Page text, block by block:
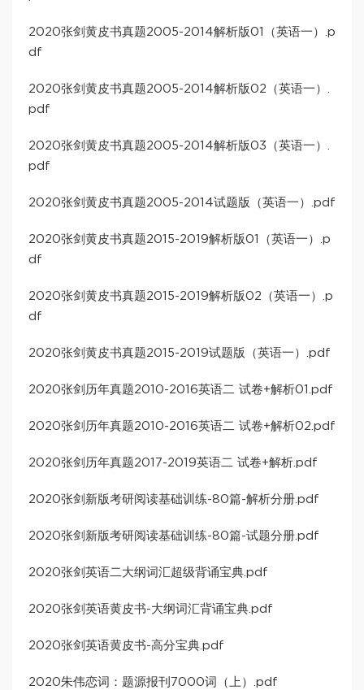
2020张剑黄皮书真题2005-2014解析版01（英语一）.p
df
2020张剑黄皮书真题2005-2014解析版02（英语一）.
pdf
2020张剑黄皮书真题2005-2014解析版03（英语一）.
pdf
2020张剑黄皮书真题2005-2014试题版（英语一）.pdf
2020张剑黄皮书真题2015-2019解析版01（英语一）.p
df
2020张剑黄皮书真题2015-2019解析版02（英语一）.p
df
2020张剑黄皮书真题2015-2019试题版（英语一）.pdf
2020张剑历年真题2010-2016英语二 试卷+解析01.pdf
2020张剑历年真题2010-2016英语二 试卷+解析02.pdf
2020张剑历年真题2017-2019英语二 试卷+解析.pdf
2020张剑新版考研阅读基础训练-80篇-解析分册.pdf
2020张剑新版考研阅读基础训练-80篇-试题分册.pdf
2020张剑英语二大纲词汇超级背诵宝典.pdf
2020张剑英语黄皮书-大纲词汇背诵宝典.pdf
2020张剑英语黄皮书-高分宝典.pdf
2020朱伟恋词：题源报刊7000词（上）.pdf